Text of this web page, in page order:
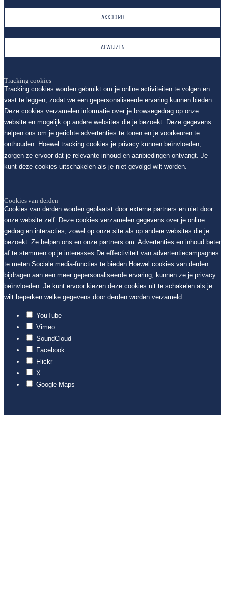
AKKOORD
AFWIJZEN
Tracking cookies
Tracking cookies worden gebruikt om je online activiteiten te volgen en
vast te leggen, zodat we een gepersonaliseerde ervaring kunnen bieden.
Deze cookies verzamelen informatie over je browsegedrag op onze
website en mogelijk op andere websites die je bezoekt. Deze gegevens
helpen ons om je gerichte advertenties te tonen en je voorkeuren te
onthouden. Hoewel tracking cookies je privacy kunnen beïnvloeden,
zorgen ze ervoor dat je relevante inhoud en aanbiedingen ontvangt. Je
kunt deze cookies uitschakelen als je niet gevolgd wilt worden.
Cookies van derden
Cookies van derden worden geplaatst door externe partners en niet door
onze website zelf. Deze cookies verzamelen gegevens over je online
gedrag en interacties, zowel op onze site als op andere websites die je
bezoekt. Ze helpen ons en onze partners om: Advertenties en inhoud beter
af te stemmen op je interesses De effectiviteit van advertentiecampagnes
te meten Sociale media-functies te bieden Hoewel cookies van derden
bijdragen aan een meer gepersonaliseerde ervaring, kunnen ze je privacy
beïnvloeden. Je kunt ervoor kiezen deze cookies uit te schakelen als je
wilt beperken welke gegevens door derden worden verzameld.
YouTube
Vimeo
SoundCloud
Facebook
Flickr
X
Google Maps